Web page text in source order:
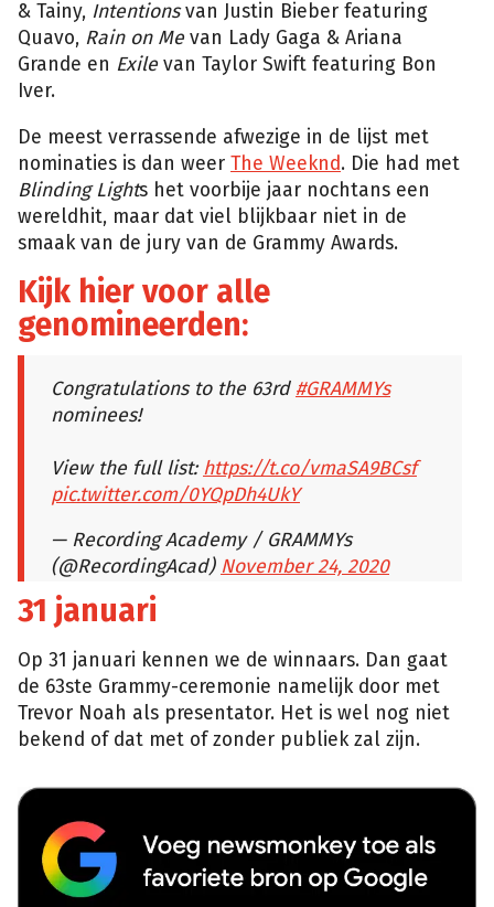
& Tainy, Intentionsvan Justin Bieber featuring
Quavo, Rain on Mevan Lady Gaga & Ariana
Grande en Exilevan Taylor Swift featuring Bon
Iver.
De meest verrassende afwezige in de lijst met
nominaties is dan weer The Weeknd. Die had met
Blinding Lights het voorbije jaar nochtans een
wereldhit, maar dat viel blijkbaar niet in de
smaak van de jury van de Grammy Awards.
Kijk hier voor alle
genomineerden:
Congratulations to the 63rd #GRAMMYs
nominees!
View the full list:https://t.co/vmaSA9BCsf
pic.twitter.com/0YQpDh4UkY
— Recording Academy / GRAMMYs
(@RecordingAcad) November 24, 2020
31 januari
Op 31 januari kennen we de winnaars. Dan gaat
de 63ste Grammy-ceremonie namelijk door met
Trevor Noah als presentator. Het is wel nog niet
bekend of dat met of zonder publiek zal zijn.